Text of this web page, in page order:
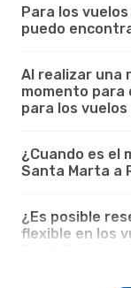
Para los
puedo
Al realizar una
momento para
para los
¿Cuando es el
Santa Marta a
¿Es posible
flexible en los